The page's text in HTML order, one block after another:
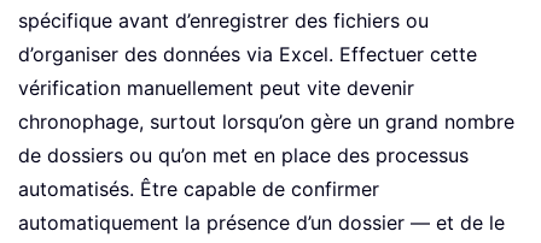
spécifique avant d’enregistrer des fichiers ou
d’organiser des données via Excel. Effectuer cette
vérification manuellement peut vite devenir
chronophage, surtout lorsqu’on gère un grand nombre
de dossiers ou qu’on met en place des processus
automatisés. Être capable de confirmer
automatiquement la présence d’un dossier — et de le